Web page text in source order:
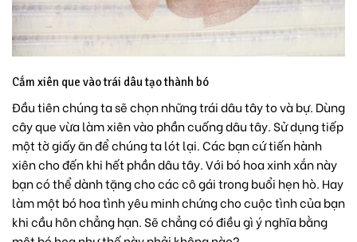
Cắm xiên que vào trái dâu tạo thành bó
Đầu tiên chúng ta sẽ chọn những trái dâu tây to và bự. Dùng
cây que vừa làm xiên vào phần cuống dâu tây. Sử dụng tiếp
một tờ giấy ăn để chúng ta lót lại. Các bạn cứ tiến hành
xiên cho đến khi hết phần dâu tây. Với bó hoa xinh xắn này
bạn có thể dành tặng cho các cô gái trong buổi hẹn hò. Hay
làm một bóhoa tình yêu minh chứng cho cuộc tình của bạn
khi cầu hôn chẳng hạn. Sẽ chẳng có điều gì ý nghĩa bằng